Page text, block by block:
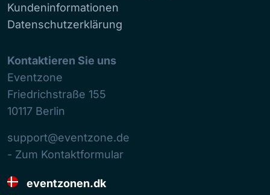
Kundeninformationen
Datenschutzerklärung
Kontaktieren Sie uns
Eventzone
Friedrichstraße 155
10117 Berlin
support@eventzone.de
- Zum Kontaktformular
eventzonen.dk